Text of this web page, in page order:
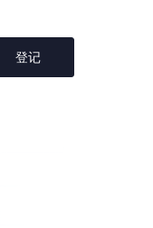
登记